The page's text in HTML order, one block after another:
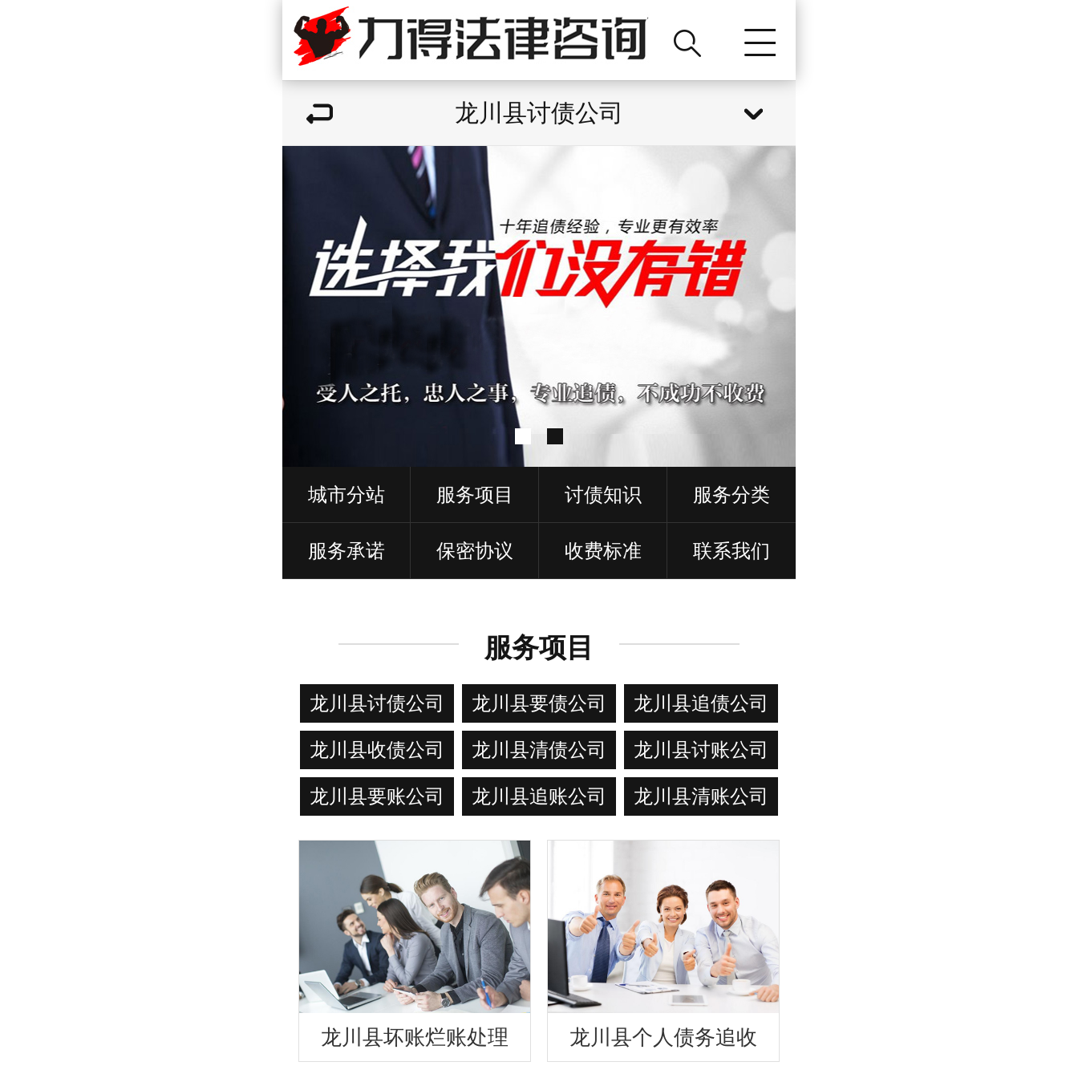
龙川县讨债公司
城市分站 服务项目 讨债知识 服务分类
服务承诺 保密协议 收费标准 联系我们
服务项目
龙川县讨债公司 龙川县要债公司 龙川县追债公司
龙川县收债公司 龙川县清债公司 龙川县讨账公司
龙川县要账公司 龙川县追账公司 龙川县清账公司
龙川县坏账烂账处理 龙川县个人债务追收